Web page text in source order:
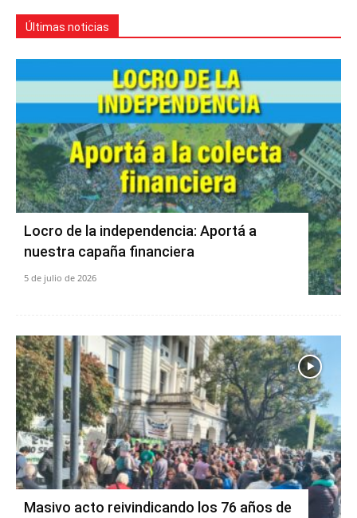
Últimas noticias
Locro de la independencia: Aportá a
nuestra capaña financiera
5 de julio de 2026
Masivo acto reivindicando los 76 años de